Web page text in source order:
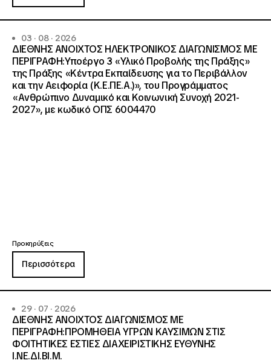
03 · 08 · 2026
ΔΙΕΘΝΗΣ ΑΝΟΙΧΤΟΣ ΗΛΕΚΤΡΟΝΙΚΟΣ ΔΙΑΓΩΝΙΣΜΟΣ ΜΕ
ΠΕΡΙΓΡΑΦΗ:Υποέργο 3 «Υλικό Προβολής της Πράξης»
της Πράξης «Κέντρα Εκπαίδευσης για το Περιβάλλον
και την Αειφορία (Κ.Ε.ΠΕ.Α.)», του Προγράμματος
«Ανθρώπινο Δυναμικό και Κοινωνική Συνοχή 2021-
2027», με κωδικό ΟΠΣ 6004470
Προκηρύξεις
Περισσότερα
29 · 07 · 2026
ΔΙΕΘΝΗΣ ΑΝΟΙΧΤΟΣ ΔΙΑΓΩΝΙΣΜΟΣ ΜΕ
ΠΕΡΙΓΡΑΦΗ:ΠΡΟΜΗΘΕΙΑ ΥΓΡΩΝ ΚΑΥΣΙΜΩΝ ΣΤΙΣ
ΦΟΙΤΗΤΙΚΕΣ ΕΣΤΙΕΣ ΔΙΑΧΕΙΡΙΣΤΙΚΗΣ ΕΥΘΥΝΗΣ
Ι.ΝΕ.ΔΙ.ΒΙ.Μ.